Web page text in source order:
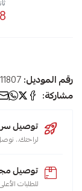
رقم الموديل:
مشاركة:
توصيل سريع
لراحتك.. نوصل
توصيل
للطلبات الأعلى من 200 ريال لجميع